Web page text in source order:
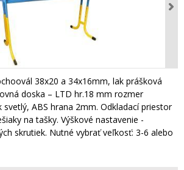
38x20 a 34x16mm, lak prášková
doska – LTD hr.18 mm rozmer
svetlý, ABS hrana 2mm. Odkladací priestor
na tašky. Výškové nastavenie -
skrutiek. Nutné vybrať veľkosť: 3-6 alebo